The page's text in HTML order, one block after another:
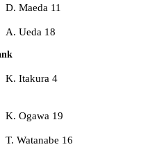
D. Maeda 11
A. Ueda 18
K. Itakura 4
K. Ogawa 19
T. Watanabe 16